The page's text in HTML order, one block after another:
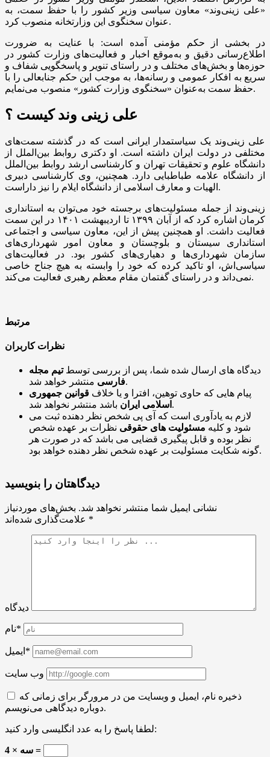
«علی زینی‌وند» معاون سیاسی وزیر کشور را با حفظ سمت، به
عنوان سخنگوی این وزارتخانه منصوب کرد.
در بخشی از حکم مؤمنی آمده است: با عنایت به ضرورت
اطلاع‌رسانی دقیق و به‌موقع اخبار و فعالیت‌های وزارت کشور در
حوزه‌ها و بخش‌های مختلف و در راستای تنویر و پاسخگویی شفاف و
سریع به افکار عمومی و رسانه‌ها، به موجب این حکم جنابعالی را با
حفظ سمت به‌عنوان «سخنگوی وزارت کشور» منصوب می‌نمایم.
علی زینی وند کیست ؟
علی زینی‌وند یک سیاستمدار ایرانی است که در گذشته سمت‌های
مختلفی در دولت ایران داشته است. او دکتری روابط بین‌الملل از
دانشگاه علوم و تحقیقات تهران و کارشناسی ارشد روابط بین‌الملل
از دانشگاه علامه طباطبایی دارد. همچنین، وی کارشناسی دبیری
الهیات و معارف اسلامی از دانشگاه ایلام را نیز داراست.
زینی‌وند از جمله مسئولیت‌های برجسته خود می‌توان به استانداری
کرمان اشاره کرد که از آبان ۱۳۹۹ تا اردیبهشت ۱۴۰۱ در این سمت
فعالیت داشت. او همچنین پیش از این، معاون سیاسی و اجتماعی
استانداری سیستان و بلوچستان و معاون امور شهرداری‌های
سازمان شهرداری‌ها و دهیاری‌های کشور بود. در فعالیت‌های
سیاسی‌اش، او تاکید کرده که خود را وابسته به هیچ جناح خاصی
نمی‌داند و در راستای گفتمان مقام معظم رهبری فعالیت می‌کند​.
مرتبط
نظرات کاربران
دیدگاه های ارسال شده شما، پس از بررسی توسطتیم مجله
فارسیمنتشر خواهد شد.
پیام هایی که حاوی توهین، افترا و یا خلاف قوانین جمهوری
اسلامی ایران باشد منتشر نخواهد شد.
لازم به یادآوری است که آی پی شخص نظر دهنده ثبت می
شود و کلیه مسئولیت های حقوقی نظرات بر عهده شخص
نظر بوده و قابل پیگیری قضایی می باشد که در صورت هر
گونه شکایت مسئولیت بر عهده شخص نظر دهنده خواهد بود.
دیدگاهتان را بنویسید
نشانی ایمیل شما منتشر نخواهد شد. بخش‌های موردنیاز
*
دیدگاه
نام*
ایمیل*
وب سایت
ذخیره نام، ایمیل و وبسایت من در مرورگر برای زمانی که
دوباره دیدگاهی می‌نویسم.
لطفا پاسخ را به عدد انگلیسی وارد کنید:
4 × سه =